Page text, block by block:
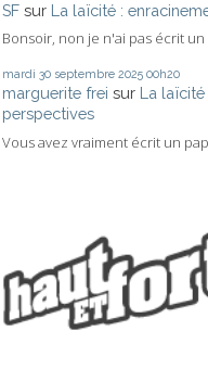
SF sur La laïcité :
Bonsoir, non je n'ai pas écrit
mardi 30 septembre 2025 00h20
marguerite frei sur La
perspectives
Vous avez vraiment écrit un